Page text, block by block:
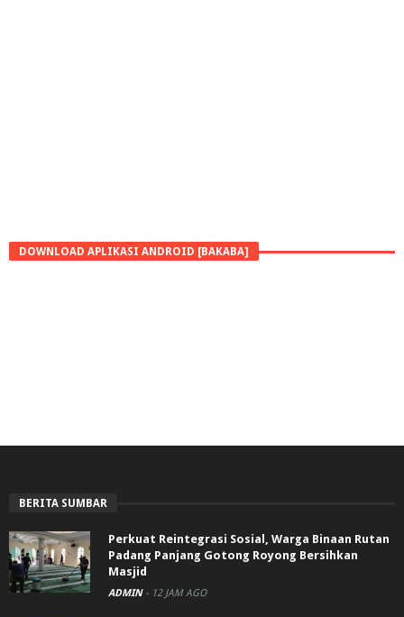
DOWNLOAD APLIKASI ANDROID [BAKABA]
BERITA SUMBAR
Perkuat Reintegrasi Sosial, Warga Binaan Rutan
Padang Panjang Gotong Royong Bersihkan
Masjid
ADMIN - 12 JAM AGO